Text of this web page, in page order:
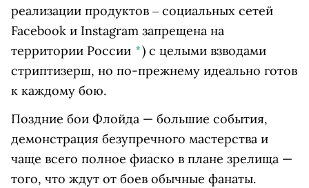
реализации продуктов ‒ социальных сетей
Facebook и Instagram запрещена на
территории России *) с целыми взводами
стриптизерш, но по-прежнему идеально готов
к каждому бою.
Поздние бои Флойда — большие события,
демонстрация безупречного мастерства и
чаще всего полное фиаско в плане зрелища —
того, что ждут от боев обычные фанаты.